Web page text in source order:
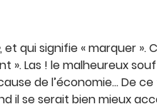
, et qui signifie « marquer ».
». Las ! le malheureux
de l’économie… De
il se serait bien mieux